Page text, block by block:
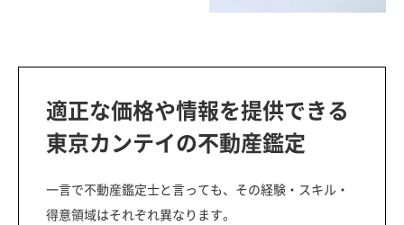
適正な価格や情報を提供できる
東京カンテイの不動産鑑定
一言で不動産鑑定士と言っても、その経験・スキル・
得意領域はそれぞれ異なります。